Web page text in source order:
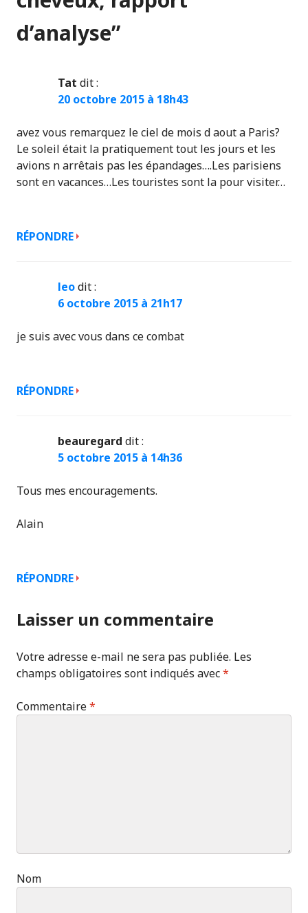
d’analyse”
Tat dit :
20 octobre 2015 à 18h43
avez vous remarquez le ciel de mois d aout a Paris?
Le soleil était la pratiquement tout les jours et les
avions n arrêtais pas les épandages….Les parisiens
sont en vacances…Les touristes sont la pour visiter…
RÉPONDRE
leodit :
6 octobre 2015 à 21h17
je suis avec vous dans ce combat
RÉPONDRE
beauregard dit :
5 octobre 2015 à 14h36
Tous mes encouragements.
Alain
RÉPONDRE
Laisser un commentaire
Votre adresse e-mail ne sera pas publiée. Les
champs obligatoires sont indiqués avec*
Commentaire*
Nom